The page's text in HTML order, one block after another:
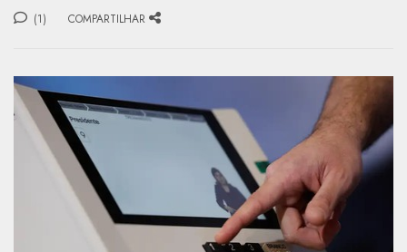
(1) COMPARTILHAR